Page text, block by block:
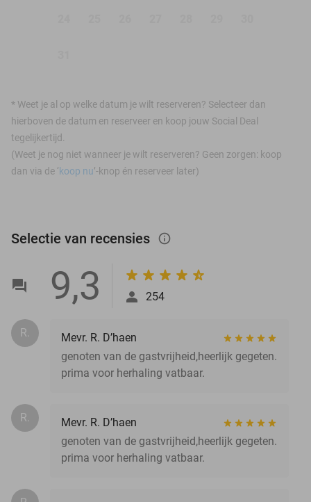
* Weet je al op welke datum je wilt reserveren? Selecteer dan
hierboven de datum en reserveer en koop jouw Social Deal
tegelijkertijd.
(Weet je nog niet wanneer je wilt reserveren? Geen zorgen: koop
dan via de ‘koop nu’-knop én reserveer later)
Selectie van recensies info_outlined
9,3 254
R.
Mevr. R. D’haen
genoten van de gastvrijheid,heerlijk gegeten.
prima voor herhaling vatbaar.
R.
Mevr. R. D’haen
genoten van de gastvrijheid,heerlijk gegeten.
prima voor herhaling vatbaar.